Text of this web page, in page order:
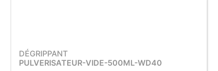
DÉGRIPPANT
PULVERISATEUR-VIDE-500ML-WD40